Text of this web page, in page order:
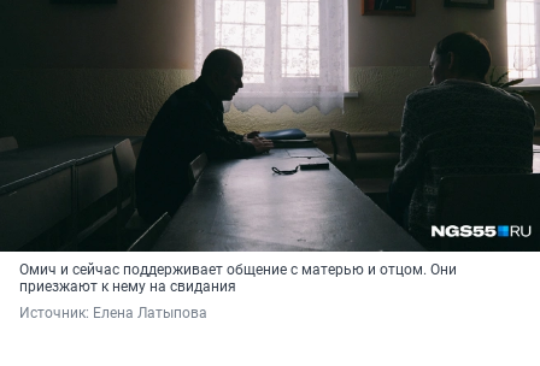
Омич и сейчас поддерживает общение с матерью и отцом. Они
приезжают к нему на свидания
Источник: Елена Латыпова